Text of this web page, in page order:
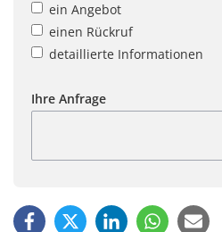
ein Angebot
einen Rückruf
detaillierte Informationen
Ihre Anfrage